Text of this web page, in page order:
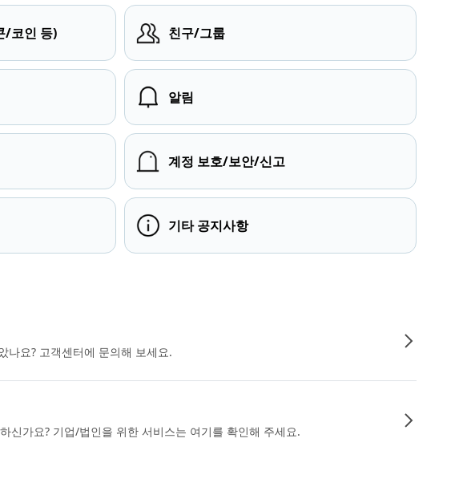
/코인 등) 친구/그룹
알림
계정 보호/보안/신고
기타 공지사항
나요? 고객센터에 문의해 보세요.
신가요? 기업/법인을 위한 서비스는 여기를 확인해 주세요.